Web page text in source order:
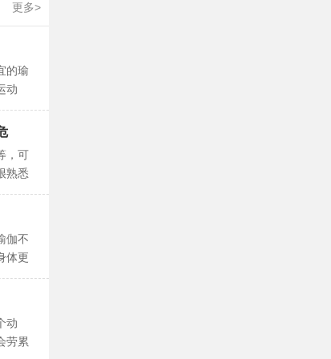
更多>
的瑜
动
致皮
，可
熟悉
减肥
伽不
体更
人并
动
劳累